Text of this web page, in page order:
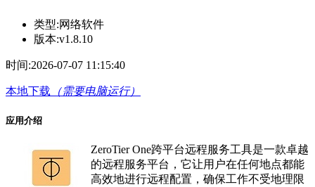
类型:网络软件
版本:v1.8.10
时间:2026-07-07 11:15:40
本地下载 （需要电脑运行）
应用介绍
ZeroTier One跨平台远程服务工具是一款卓越
的远程服务平台，它让用户在任何地点都能
高效地进行远程配置，确保工作不受地理限